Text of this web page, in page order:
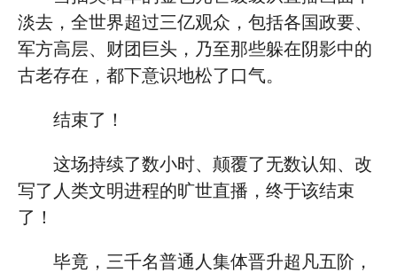
淡去，全世界超过三亿观众，包括各国政要、
军方高层、财团巨头，乃至那些躲在阴影中的
古老存在，都下意识地松了口气。
结束了！
这场持续了数小时、颠覆了无数认知、改
写了人类文明进程的旷世直播，终于该结束
了！
毕竟，三千名普通人集体晋升超凡五阶，